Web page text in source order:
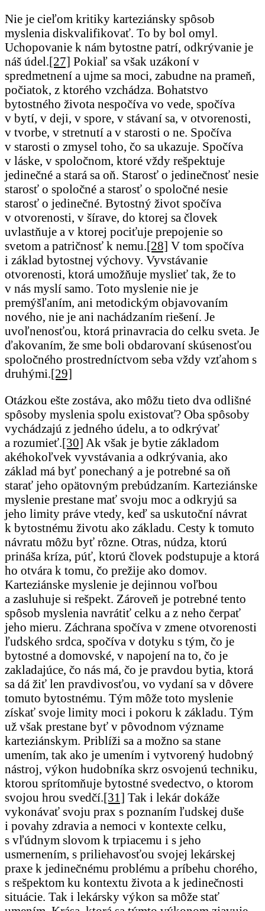
Nie je cieľom kritiky karteziánsky spôsob
myslenia diskvalifikovať. To by bol omyl.
Uchopovanie k nám bytostne patrí, odkrývanie je
náš údel.[27] Pokiaľ sa však uzákoní v
spredmetnení a ujme sa moci, zabudne na prameň,
počiatok, z ktorého vzchádza. Bohatstvo
bytostného života nespočíva vo vede, spočíva
v bytí, v deji, v spore, v stávaní sa, v otvorenosti,
v tvorbe, v stretnutí a v starosti o ne. Spočíva
v starosti o zmysel toho, čo sa ukazuje. Spočíva
v láske, v spoločnom, ktoré vždy rešpektuje
jedinečné a stará sa oň. Starosť o jedinečnosť nesie
starosť o spoločné a starosť o spoločné nesie
starosť o jedinečné. Bytostný život spočíva
v otvorenosti, v šírave, do ktorej sa človek
uvlastňuje a v ktorej pociťuje prepojenie so
svetom a patričnosť k nemu.[28] V tom spočíva
i základ bytostnej výchovy. Vyvstávanie
otvorenosti, ktorá umožňuje myslieť tak, že to
v nás myslí samo. Toto myslenie nie je
premýšľaním, ani metodickým objavovaním
nového, nie je ani nachádzaním riešení. Je
uvoľnenosťou, ktorá prinavracia do celku sveta. Je
ďakovaním, že sme boli obdarovaní skúsenosťou
spoločného prostredníctvom seba vždy vzťahom s
druhými.[29]
Otázkou ešte zostáva, ako môžu tieto dva odlišné
spôsoby myslenia spolu existovať? Oba spôsoby
vychádzajú z jedného údelu, a to odkrývať
a rozumieť.[30] Ak však je bytie základom
akéhokoľvek vyvstávania a odkrývania, ako
základ má byť ponechaný a je potrebné sa oň
starať jeho opätovným prebúdzaním. Karteziánske
myslenie prestane mať svoju moc a odkryjú sa
jeho limity práve vtedy, keď sa uskutoční návrat
k bytostnému životu ako základu. Cesty k tomuto
návratu môžu byť rôzne. Otras, núdza, ktorú
prináša kríza, púť, ktorú človek podstupuje a ktorá
ho otvára k tomu, čo prežije ako domov.
Karteziánske myslenie je dejinnou voľbou
a zasluhuje si rešpekt. Zároveň je potrebné tento
spôsob myslenia navrátiť celku a z neho čerpať
jeho mieru. Záchrana spočíva v zmene otvorenosti
ľudského srdca, spočíva v dotyku s tým, čo je
bytostné a domovské, v napojení na to, čo je
zakladajúce, čo nás má, čo je pravdou bytia, ktorá
sa dá žiť len pravdivosťou, vo vydaní sa v dôvere
tomuto bytostnému. Tým môže toto myslenie
získať svoje limity moci i pokoru k základu. Tým
už však prestane byť v pôvodnom význame
karteziánskym. Priblíži sa a možno sa stane
umením, tak ako je umením i vytvorený hudobný
nástroj, výkon hudobníka skrz osvojenú techniku,
ktorou sprítomňuje bytostné svedectvo, o ktorom
svojou hrou svedčí.[31] Tak i lekár dokáže
vykonávať svoju prax s poznaním ľudskej duše
i povahy zdravia a nemoci v kontexte celku,
s vľúdnym slovom k trpiacemu i s jeho
usmernením, s priliehavosťou svojej lekárskej
praxe k jedinečnému problému a príbehu chorého,
s rešpektom ku kontextu života a k jedinečnosti
situácie. Tak i lekársky výkon sa môže stať